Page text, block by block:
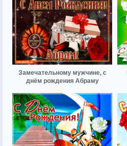
Замечательному мужчине, с
днём рождения Абраму